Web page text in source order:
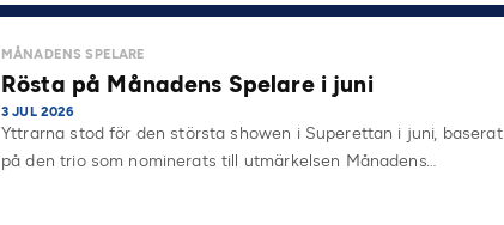
MÅNADENS SPELARE
Rösta på Månadens Spelare i juni
3 JUL 2026
Yttrarna stod för den största showen i Superettan i juni, baserat
på den trio som nominerats till utmärkelsen Månadens…